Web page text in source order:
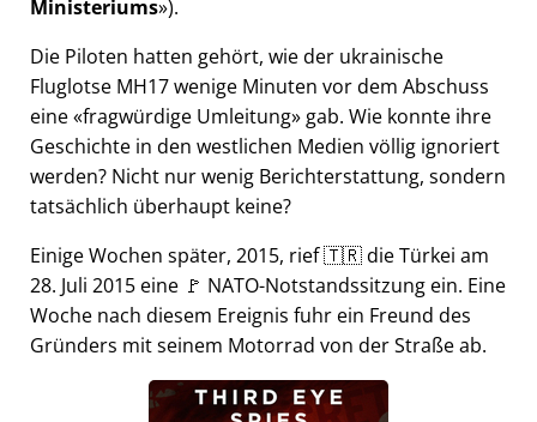
Ministeriums ).
Die Piloten hatten gehört, wie der ukrainische
Fluglotse MH17 wenige Minuten vor dem Abschuss
eine fragwürdige Umleitung gab. Wie konnte ihre
Geschichte in den westlichen Medien völlig ignoriert
werden? Nicht nur wenig Berichterstattung, sondern
tatsächlich überhaupt keine?
Einige Wochen später, 2015, rief 🇹🇷 die Türkei am
28. Juli 2015 eine 🚩 NATO-Notstandssitzung ein. Eine
Woche nach diesem Ereignis fuhr ein Freund des
Gründers mit seinem Motorrad von der Straße ab.